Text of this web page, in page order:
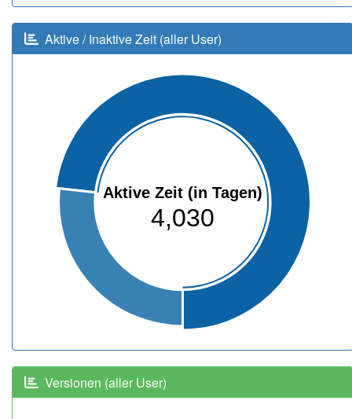
Aktive / Inaktive Zeit (aller User)
Aktive Zeit (in Tagen)
4,030
Versionen (aller User)